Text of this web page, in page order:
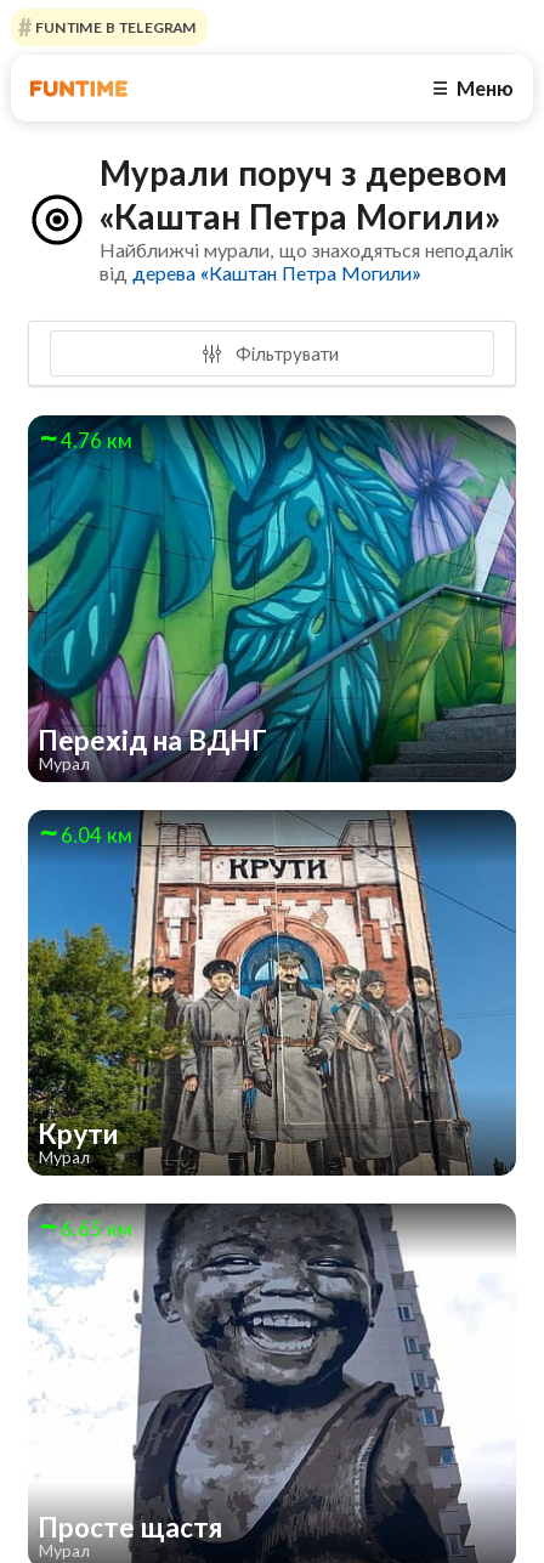
FUNTIME В TELEGRAM
☰ Меню
Мурали поруч з деревом
«Каштан Петра Могили»
Найближчі мурали, що знаходяться неподалік
від дерева «Каштан Петра Могили»
Фільтрувати
4.76 км
Перехід на ВДНГ
Мурал
6.04 км
Крути
Мурал
6.65 км
Просте щастя
Мурал